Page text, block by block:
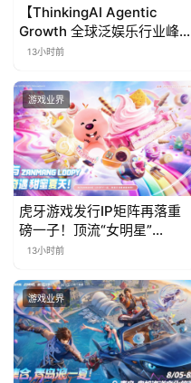
海
站
中
文
(
中
国
)
【ThinkingAI Agentic
Growth 全球泛娱乐行业峰
会】Agent 时代，人到底负
13小时前
游戏业界
虎牙游戏发行IP矩阵再落重
磅一子！顶流“女明星”
ZANMANG LOOPY 正版3D
曝光
13小时前
游戏业界